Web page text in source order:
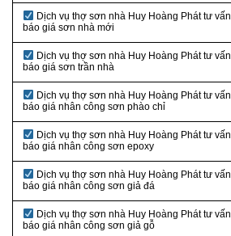
Dịch vụ thợ sơn nhà Huy Hoàng Phát tư vấn
báo giá sơn nhà mới
Dịch vụ thợ sơn nhà Huy Hoàng Phát tư vấn
báo giá sơn trần nhà
Dịch vụ thợ sơn nhà Huy Hoàng Phát tư vấn
báo giá nhân công sơn phào chỉ
Dịch vụ thợ sơn nhà Huy Hoàng Phát tư vấn
báo giá nhân công sơn epoxy
Dịch vụ thợ sơn nhà Huy Hoàng Phát tư vấn
báo giá nhân công sơn giả đá
Dịch vụ thợ sơn nhà Huy Hoàng Phát tư vấn
báo giá nhân công sơn giả gỗ